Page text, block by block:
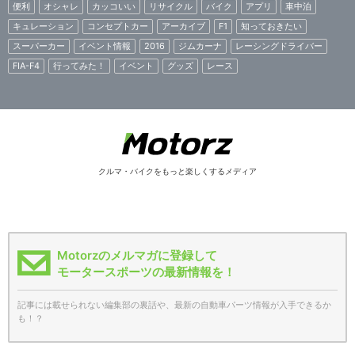
便利
オシャレ カッコいい リサイクル バイク アプリ
車中泊
キュレーション
コンセプトカー アーカイブ F1
知っておきたい
スーパーカー
イベント情報 2016 ジムカーナ
レーシングドライバー
FIA-F4
行ってみた！ イベント グッズ レース
クルマ・バイクをもっと楽しくするメディア
Motorzのメルマガに登録して
モータースポーツの最新情報を！
記事には載せられない編集部の裏話や、最新の自動車パーツ情報が入手できるか
も！？